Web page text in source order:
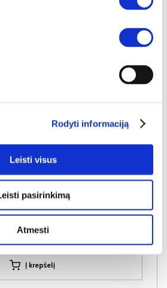
Rodyti informaciją
Leisti visus
pasirinkimą
Atmesti
3D3S
319€
Į krepšelį